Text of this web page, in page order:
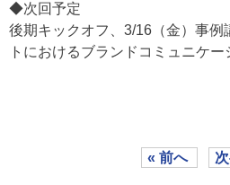
◆次回予定
後期キックオフ、3/16（金）事例
トにおけるブランドコミュニケー
« 前へ